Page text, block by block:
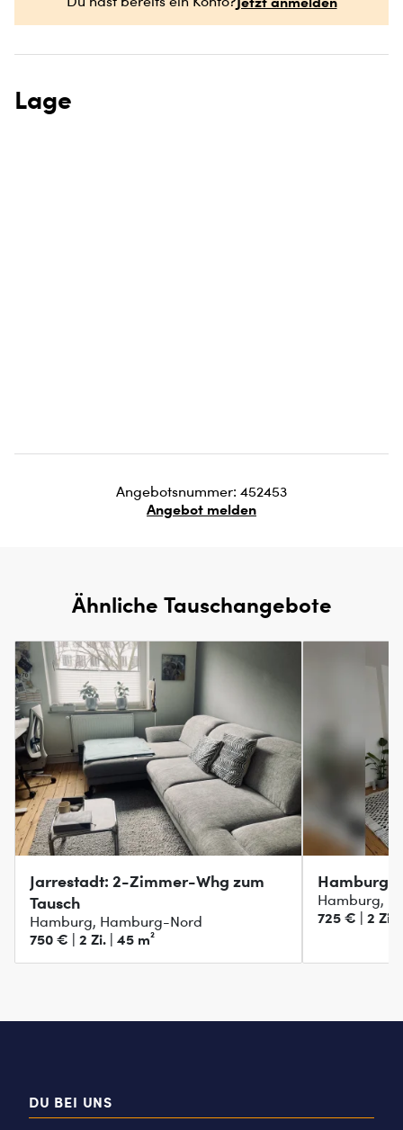
Lage
Angebotsnummer: 452453
Angebot melden
Ähnliche Tauschangebote
Jarrestadt: 2-Zimmer-Whg zum
Tausch
Hamburg, Hamburg-Nord
750 € | 2 Zi. | 45 m²
Hamburg
Hamburg,
725 € | 2 Zi.
DU BEI UNS